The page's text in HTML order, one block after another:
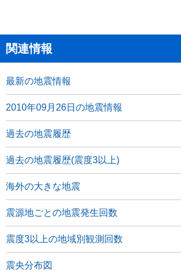
関連情報
最新の地震情報
2010年09月26日の地震情報
過去の地震履歴
過去の地震履歴(震度3以上)
海外の大きな地震
震源地ごとの地震発生回数
震度3以上の地域別観測回数
震央分布図